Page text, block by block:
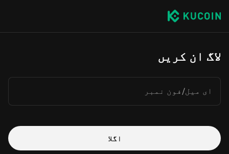
لاگ ان کریں
ای میل/فون نمبر
اگلا